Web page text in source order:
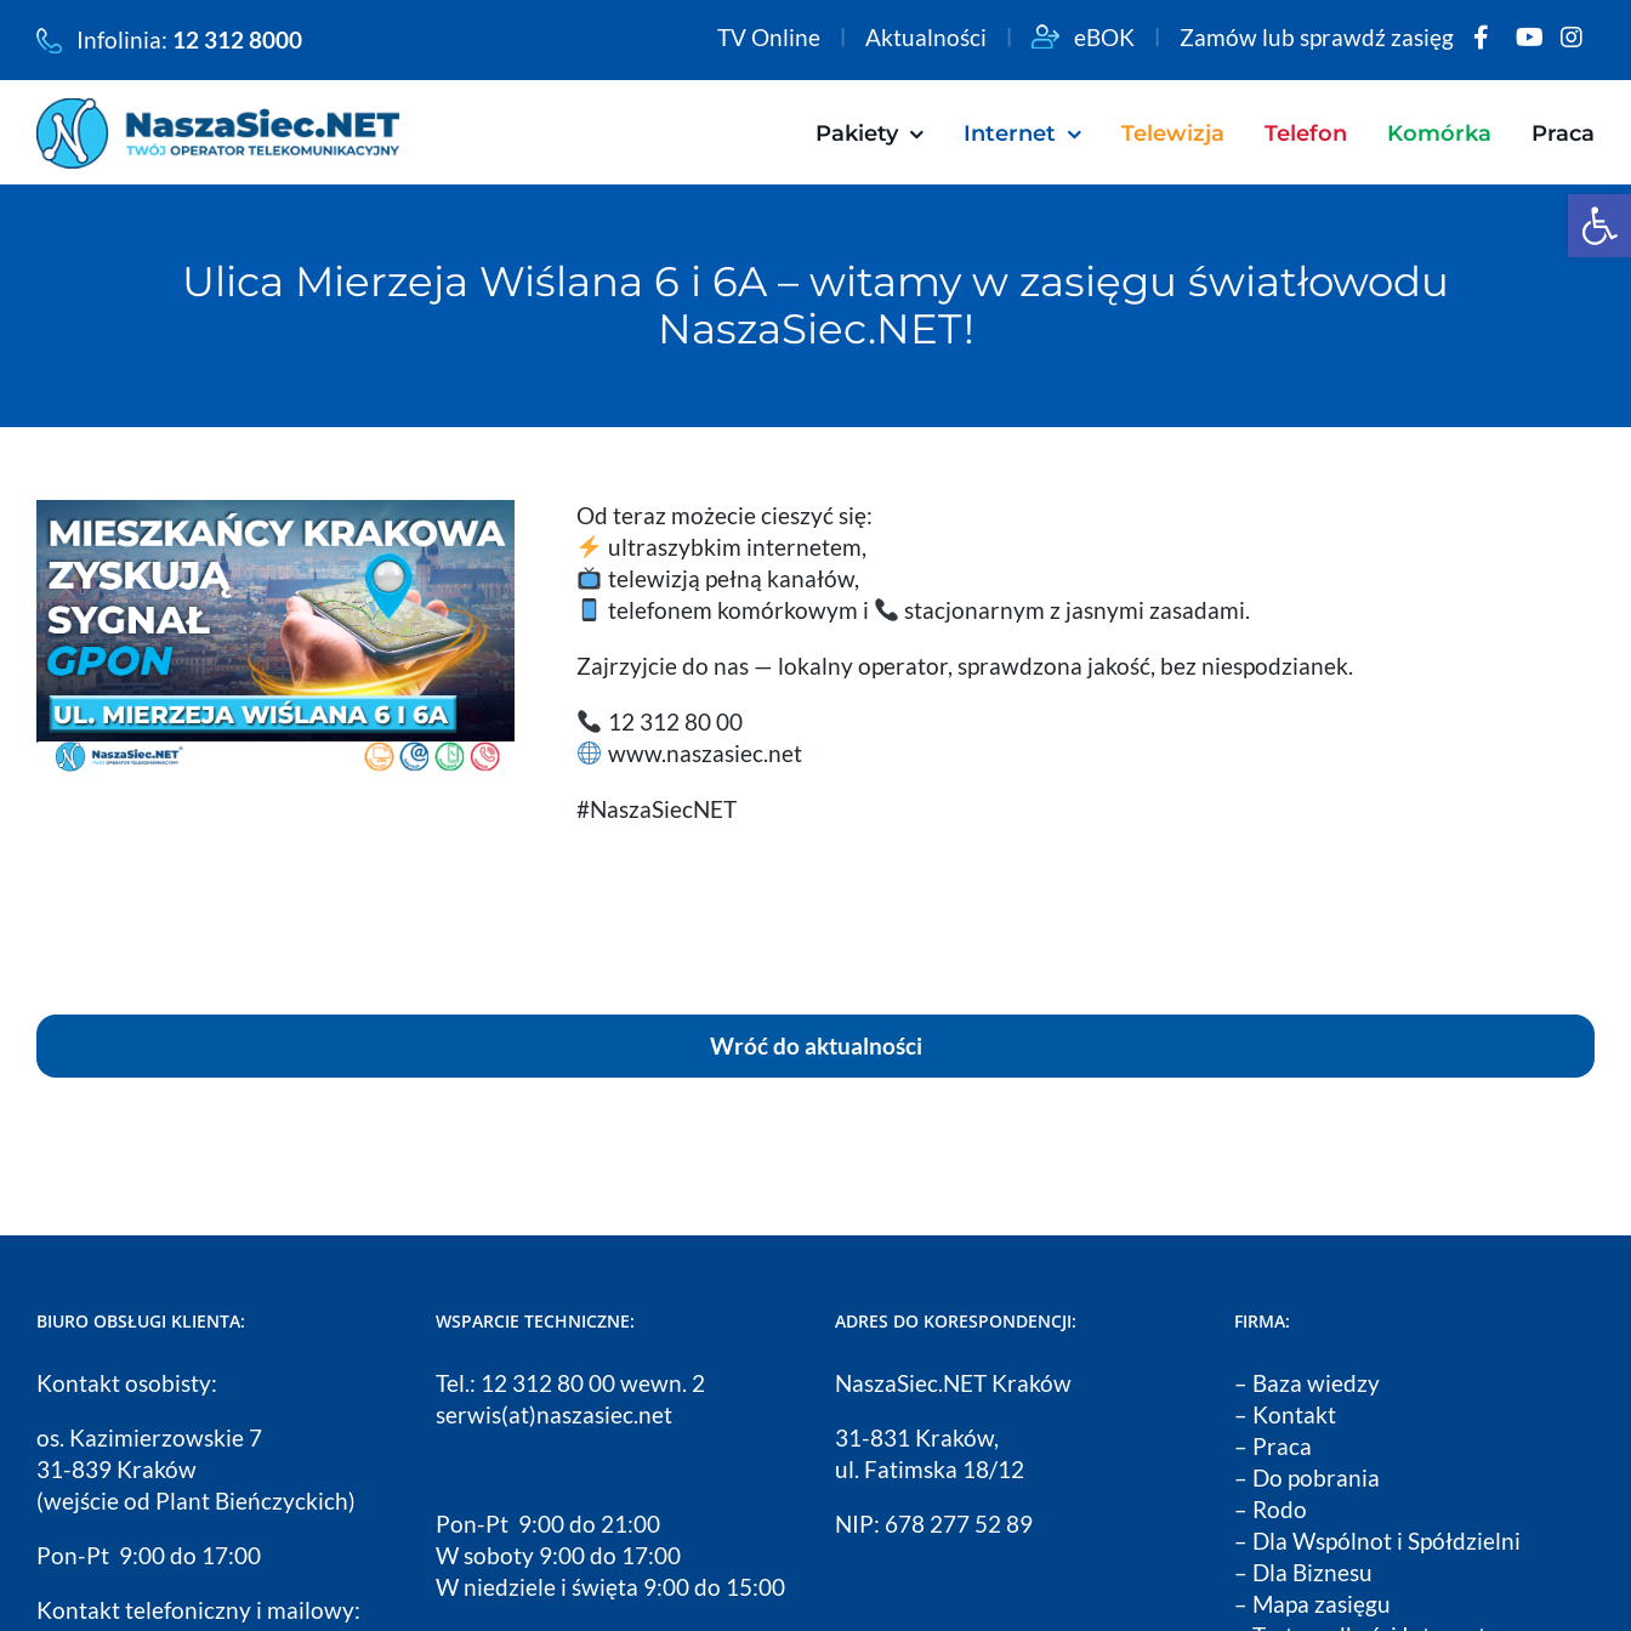
zawartości
Infolinia: 12 312 8000 TV Online Aktualności eBOK Zamów lub sprawdź zasięg
Pakiety Internet Telewizja Telefon Komórka Praca
Ulica Mierzeja Wiślana 6 i 6A – witamy w zasięgu światłowodu
NaszaSiec.NET!
Od teraz możecie cieszyć się:
ultraszybkim internetem,
telewizją pełną kanałów,
telefonem komórkowym i
stacjonarnym z jasnymi zasadami.
Zajrzyjcie do nas — lokalny operator, sprawdzona jakość, bez niespodzianek.
12 312 80 00
www.naszasiec.net
#NaszaSiecNET
Wróć do aktualności
BIURO OBSŁUGI KLIENTA:
Kontakt osobisty:
os. Kazimierzowskie 7
31-839 Kraków
(wejście od Plant Bieńczyckich)
Pon-Pt 9:00 do 17:00
Kontakt telefoniczny i mailowy:
WSPARCIE TECHNICZNE:
Tel.: 12 312 80 00 wewn. 2
serwis(at)naszasiec.net
Pon-Pt 9:00 do 21:00
W soboty 9:00 do 17:00
W niedziele i święta 9:00 do 15:00
ADRES DO KORESPONDENCJI:
NaszaSiec.NET Kraków
31-831 Kraków,
ul. Fatimska 18/12
NIP: 678 277 52 89
FIRMA:
– Baza wiedzy
– Kontakt
– Praca
– Do pobrania
– Rodo
– Dla Wspólnot i Spółdzielni
– Dla Biznesu
– Mapa zasięgu